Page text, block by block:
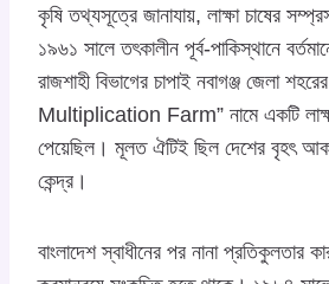
কৃষি তথ্যসূত্রে জানাযায়, লাক্ষা চাষের
১৯৬১ সালে তৎকালীন পূর্ব-পাকিস্থানে
রাজশাহী বিভাগের চাপাই নবাগঞ্জ জেলা
Multiplication Farm” নামে একটি লাক্ষা
পেয়েছিল। মূলত ঐটিই ছিল দেশের বৃহৎ
কেন্দ্র।
বাংলাদেশ স্বাধীনের পর নানা প্রতিকুলতার